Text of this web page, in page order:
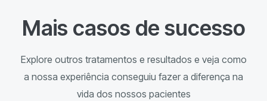
Mais casos de sucesso
Explore outros tratamentos e resultados e veja como
a nossa experiência conseguiu fazer a diferença na
vida dos nossos pacientes